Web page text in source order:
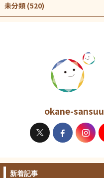
未分類 (520)
okane-sansuu
新着記事